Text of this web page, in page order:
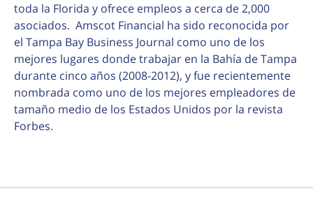
toda la Florida y ofrece empleos a cerca de 2,000
asociados. Amscot Financial ha sido reconocida por
el Tampa Bay Business Journal como uno de los
mejores lugares donde trabajar en la Bahía de Tampa
durante cinco años (2008-2012), y fue recientemente
nombrada como uno de los mejores empleadores de
tamaño medio de los Estados Unidos por la revista
Forbes.